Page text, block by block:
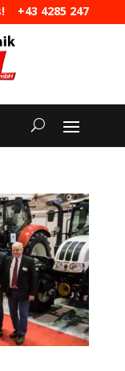
+43 4285 247
zankl.at